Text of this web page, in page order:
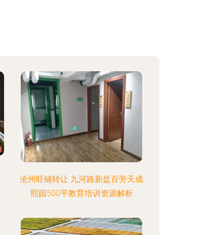
沧州旺铺转让 九河路新盐百旁天成
熙园500平教育培训资源解析